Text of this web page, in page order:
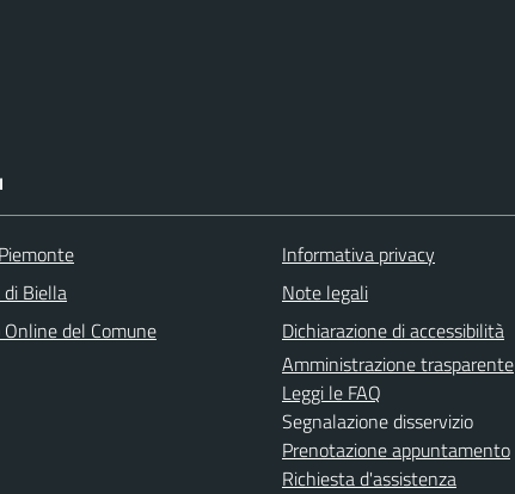
Biella
del Comune
Informativa privacy
Note legali
Dichiarazione di accessibilità
Amministrazione trasparente
Leggi le FAQ
Segnalazione disservizio
Prenotazione appuntamento
Richiesta d'assistenza